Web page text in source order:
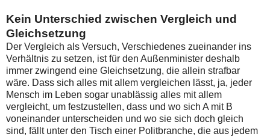
Kein Unterschied zwischen Vergleich und
Gleichsetzung
Der Vergleich als Versuch, Verschiedenes zueinander ins
Verhältnis zu setzen, ist für den Außenminister deshalb
immer zwingend eine Gleichsetzung, die allein strafbar
wäre. Dass sich alles mit allem vergleichen lässt, ja, jeder
Mensch im Leben sogar unablässig alles mit allem
vergleicht, um festzustellen, dass und wo sich A mit B
voneinander unterscheiden und wo sie sich doch gleich
sind, fällt unter den Tisch einer Politbranche, die aus jedem